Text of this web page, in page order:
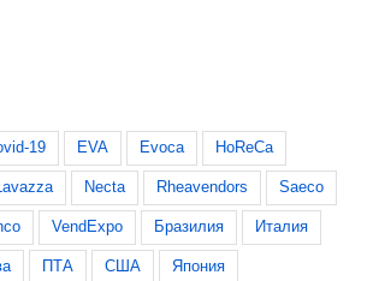
19 EVA Evoca HoReCa
Necta Rheavendors Saeco
VendExpo Бразилия Италия
ПТА США Япония